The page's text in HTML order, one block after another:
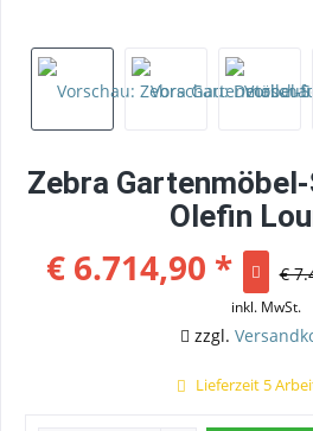
Zebra
Olefin
€ 6.714,90 * €
inkl. MwSt.
zzgl.
Lieferzeit 5